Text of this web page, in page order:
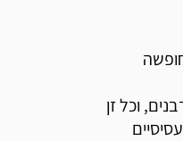
וכל זן